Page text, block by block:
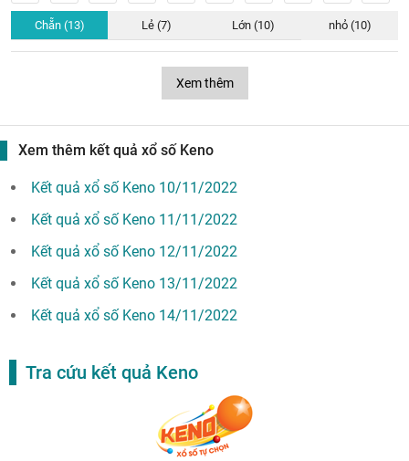
Chẵn (13) Lẻ (7) Lớn (10) nhỏ (10)
Xem thêm
Xem thêm kết quả xổ số Keno
Kết quả xổ số Keno 10/11/2022
Kết quả xổ số Keno 11/11/2022
Kết quả xổ số Keno 12/11/2022
Kết quả xổ số Keno 13/11/2022
Kết quả xổ số Keno 14/11/2022
Tra cứu kết quả Keno